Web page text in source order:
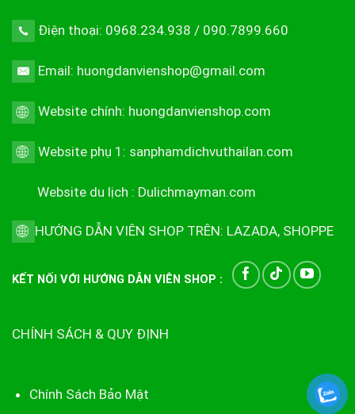
Điện thoại: 0968.234.938 / 090.7899.660
Email: huongdanvienshop@gmail.com
Website chính: huongdanvienshop.com
Website phụ 1: sanphamdichvuthailan.com
Website du lịch : Dulichmayman.com
HƯỚNG DẪN VIÊN SHOP TRÊN: LAZADA, SHOPPE
KẾT NỐI VỚI HƯỚNG DẪN VIÊN SHOP :
CHÍNH SÁCH & QUY ĐỊNH
Chính Sách Bảo Mật